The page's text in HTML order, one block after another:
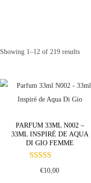
Showing 1–12 of 219 results
PARFUM 33ML N002 –
33ML INSPIRÉ DE AQUA
DI GIO FEMME
€10,00